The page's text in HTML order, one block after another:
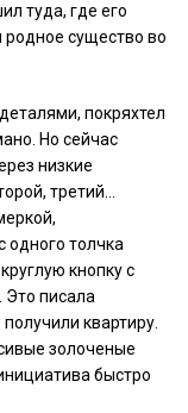
туда, где его
существо во
покряхтел
Но сейчас
низкие
третий…
одного толчка
кнопку с
Это писала
квартиру.
золоченые
быстро